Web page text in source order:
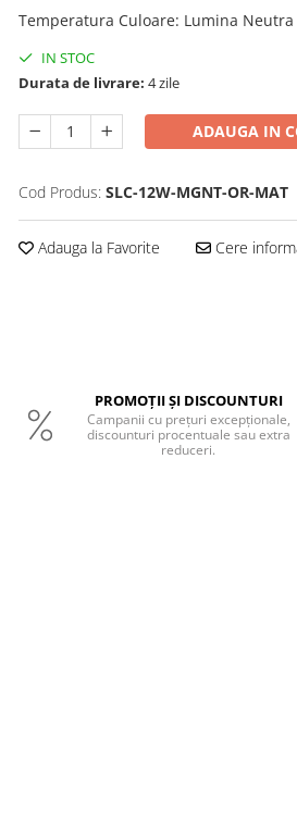
Temperatura Culoare: Lumina Neutra
IN STOC
Durata de livrare: 4 zile
ADAUGA IN
Cod Produs: SLC-12W-MGNT-OR-MAT
Adauga la Favorite Cere
PROMOȚII ȘI DISCOUNTURI
Campanii cu prețuri excepționale,
discounturi procentuale sau extra
reduceri.